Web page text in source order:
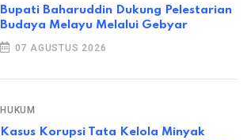
Bupati Baharuddin Dukung Pelestarian
Budaya Melayu Melalui Gebyar
07 AGUSTUS 2026
HUKUM
Kasus Korupsi Tata Kelola Minyak